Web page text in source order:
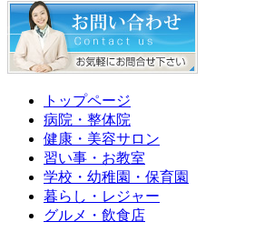
トップページ
病院・整体院
健康・美容サロン
習い事・お教室
学校・幼稚園・保育園
暮らし・レジャー
グルメ・飲食店